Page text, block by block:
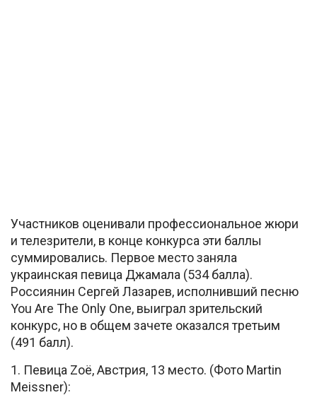
Участников оценивали профессиональное жюри
и телезрители, в конце конкурса эти баллы
суммировались. Первое место заняла
украинская певица Джамала (534 балла).
Россиянин Сергей Лазарев, исполнивший песню
You Are The Only One, выиграл зрительский
конкурс, но в общем зачете оказался третьим
(491 балл).
1. Певица Zoë, Австрия, 13 место. (Фото Martin
Meissner):